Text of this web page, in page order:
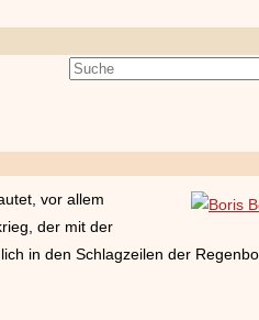
vor allem
der mit der
in den Schlagzeilen der